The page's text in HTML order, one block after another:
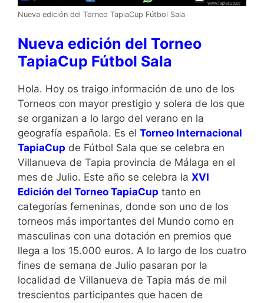
Nueva edición del Torneo TapiaCup Fútbol Sala
Nueva edición del Torneo
TapiaCup Fútbol Sala
Hola. Hoy os traigo información de uno de los
Torneos con mayor prestigio y solera de los que
se organizan a lo largo del verano en la
geografía española. Es el Torneo Internacional
TapiaCup de Fútbol Sala que se celebra en
Villanueva de Tapia provincia de Málaga en el
mes de Julio. Este año se celebra la XVI
Edición del Torneo TapiaCup tanto en
categorías femeninas, donde son uno de los
torneos más importantes del Mundo como en
masculinas con una dotación en premios que
llega a los 15.000 euros. A lo largo de los cuatro
fines de semana de Julio pasaran por la
localidad de Villanueva de Tapia más de mil
trescientos participantes que hacen de